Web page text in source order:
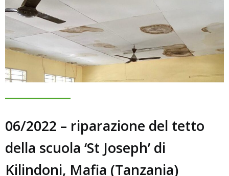
06/2022 – riparazione del tetto
della scuola ‘St Joseph’ di
Kilindoni, Mafia (Tanzania)